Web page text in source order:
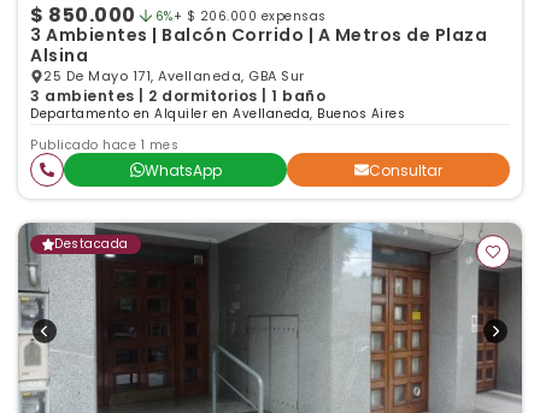
$ 850.000 6%+ $ 206.000 expensas
3 Ambientes | Balcón Corrido | A Metros de Plaza
Alsina
25 De Mayo 171, Avellaneda, GBA Sur
3 ambientes | 2 dormitorios | 1 baño
Departamento en Alquiler en Avellaneda, Buenos Aires
Publicado hace 1 mes
WhatsApp Consultar
Destacada